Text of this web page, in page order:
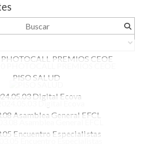
PREMIOS CEOE
PISO SALUD
Digital Ecova
Asamblea General EFCL
Encuentro Especialistas